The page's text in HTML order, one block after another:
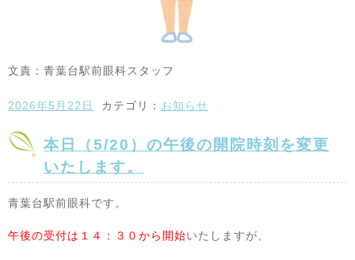
文責：青葉台駅前眼科スタッフ
2026年5月22日 カテゴリ： お知らせ
本日（5/20）の午後の開院時刻を変更
いたします。
青葉台駅前眼科です。
午後の受付は１４：３０から開始いたしますが、